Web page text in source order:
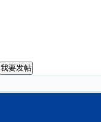
我要发帖